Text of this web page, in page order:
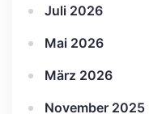
Juli 2026
Mai 2026
März 2026
November 2025